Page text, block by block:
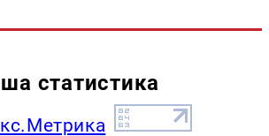
статистика